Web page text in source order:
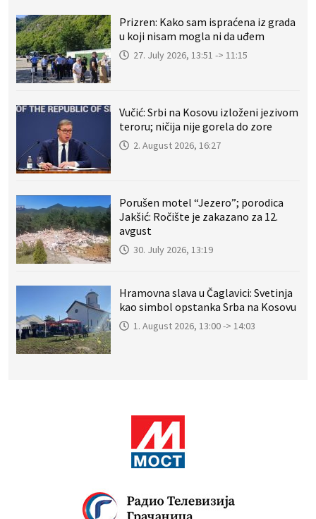
Prizren: Kako sam ispraćena iz grada
u koji nisam mogla ni da uđem
27. July 2026, 13:51 -> 11:15
Vučić: Srbi na Kosovu izloženi jezivom
teroru; ničija nije gorela do zore
2. August 2026, 16:27
Porušen motel “Jezero”; porodica
Jakšić: Ročište je zakazano za 12.
avgust
30. July 2026, 13:19
Hramovna slava u Čaglavici: Svetinja
kao simbol opstanka Srba na Kosovu
1. August 2026, 13:00 -> 14:03